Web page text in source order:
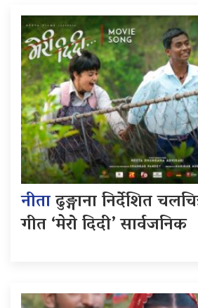
नीताढुङ्गाना निर्देशित
गीत ‘मेरो दिदी’ सार्वजनिक